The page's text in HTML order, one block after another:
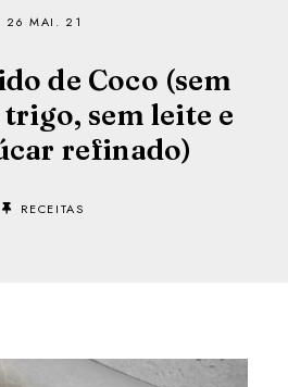
26 MAI. 21
de Coco (sem
sem leite e
refinado)
RECEITAS